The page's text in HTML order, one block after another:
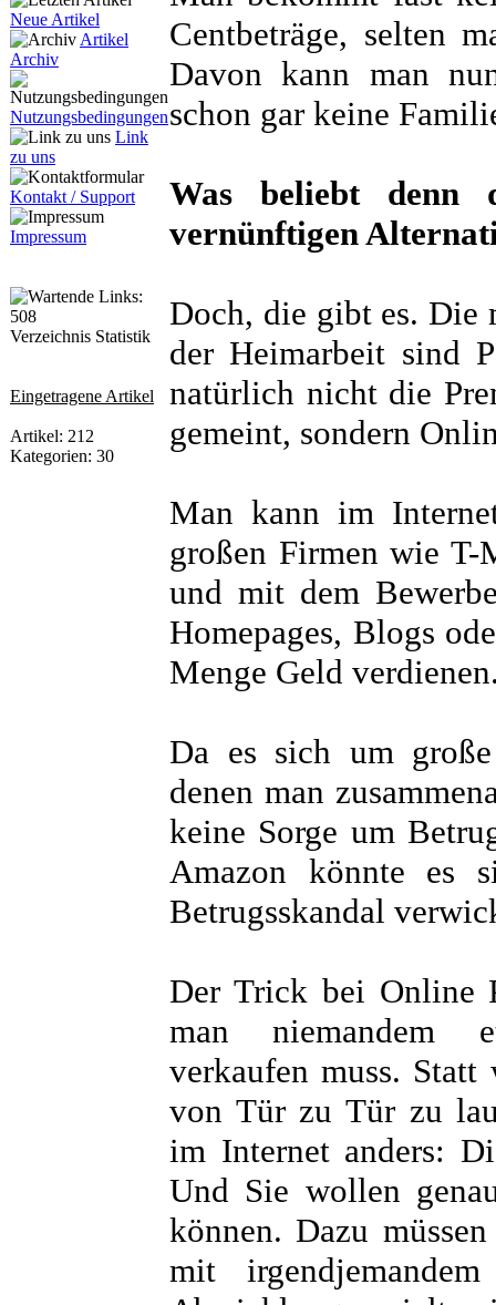
Neue Artikel
Artikel
Archiv
Nutzungsbedingungen
Link
zu uns
Kontakt / Support
Impressum
Verzeichnis Statistik
Eingetragene Artikel
Artikel: 212
Kategorien: 30
Centbeträge, selten
Davon kann man
schon gar keine
Was beliebt denn
vernünftigen
Doch, die gibt es. Die
der Heimarbeit sind
natürlich nicht die
gemeint, sondern
Man kann im
großen Firmen wie T-
und mit dem
Homepages, Blogs
Menge Geld
Da es sich um
denen man
keine Sorge um
Amazon könnte es
Betrugsskandal
Der Trick bei Online
man niemandem
verkaufen muss. Statt
von Tür zu Tür zu
im Internet anders:
Und Sie wollen
können. Dazu
mit